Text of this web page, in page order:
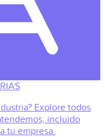
Explore todos
incluido
tu empresa.